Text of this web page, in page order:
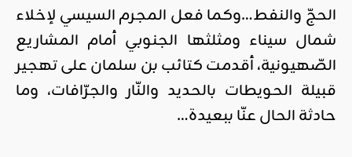
الحجّ والنفط…وكما فعل المجرم السيسي لإخلاء
شمال سيناء ومثلثها الجنوبي أمام المشاريع
الصّهيونية، أقدمت كتائب بن سلمان على تهجير
قبيلة الحويطات بالحديد والنّار والجرّافات، وما
حادثة الحال عنّا ببعيدة…